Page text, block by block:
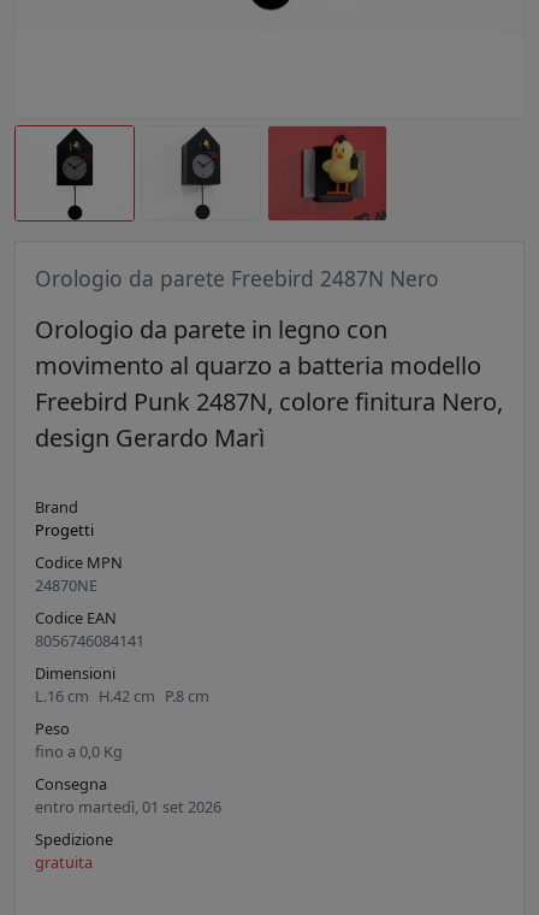
Orologio da parete Freebird 2487N Nero
Orologio da parete in legno con
movimento al quarzo a batteria modello
Freebird Punk 2487N, colore finitura Nero,
design Gerardo Marì
Brand
Progetti
Codice MPN
24870NE
Codice EAN
8056746084141
Dimensioni
L.16 cm H.42 cm P.8 cm
Peso
fino a 0,0 Kg
Consegna
entro martedì, 01 set 2026
Spedizione
gratuita